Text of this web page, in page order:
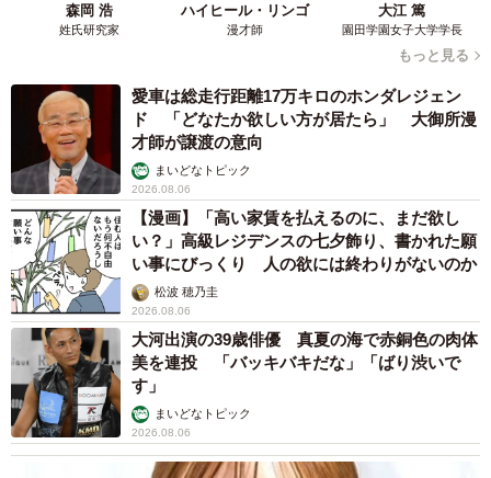
森岡 浩
姓氏研究家
ハイヒール・リンゴ
漫才師
大江 篤
園田学園女子大学学長
もっと見る
愛車は総走行距離17万キロのホンダレジェン
ド 「どなたか欲しい方が居たら」 大御所漫
才師が譲渡の意向
まいどなトピック
2026.08.06
【漫画】「高い家賃を払えるのに、まだ欲し
い？」高級レジデンスの七夕飾り、書かれた願
い事にびっくり 人の欲には終わりがないのか
松波 穂乃圭
2026.08.06
大河出演の39歳俳優 真夏の海で赤銅色の肉体
美を連投 「バッキバキだな」「ばり渋いで
す」
まいどなトピック
2026.08.06